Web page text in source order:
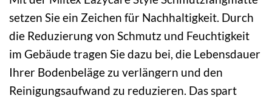
setzen Sie ein Zeichen für Nachhaltigkeit. Durch
die Reduzierung von Schmutz und Feuchtigkeit
im Gebäude tragen Sie dazu bei, die Lebensdauer
Ihrer Bodenbeläge zu verlängern und den
Reinigungsaufwand zu reduzieren. Das spart